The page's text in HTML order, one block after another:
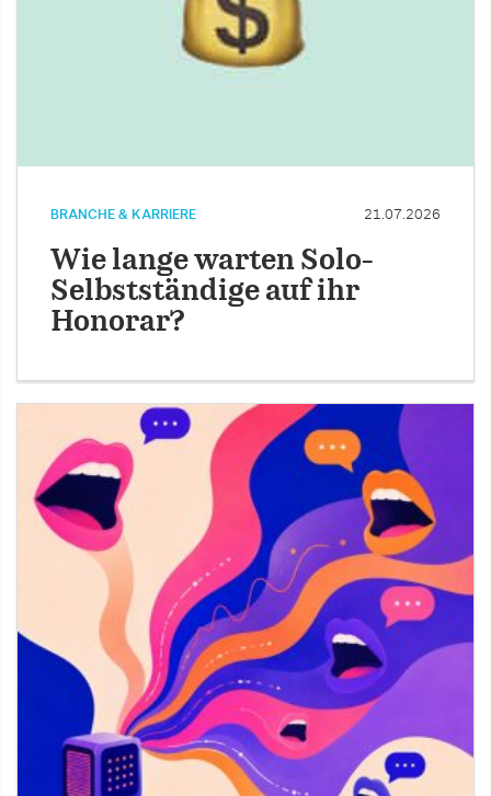
BRANCHE & KARRIERE 21.07.2026
Wie lange warten Solo-
Selbstständige auf ihr
Honorar?